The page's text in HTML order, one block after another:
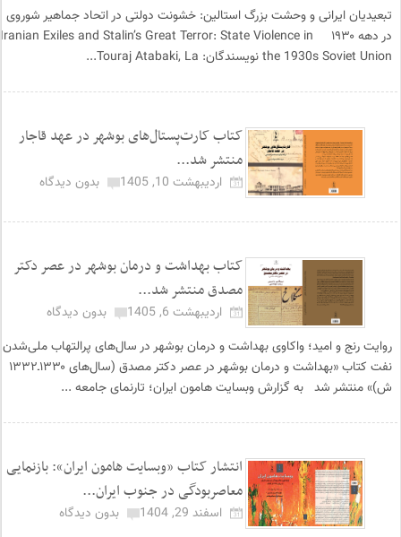
تبعیدیان ایرانی و وحشت بزرگ استالین: خشونت دولتی در اتحاد جماهیر شوروی
در دهه ۱۹۳۰ Iranian Exiles and Stalin’s Great Terror: State Violence in
the 1930s Soviet Union نویسندگان: Touraj Atabaki, La...
کتاب کارت‌پستال‌های بوشهر در عهد قاجار
منتشر شد...
اردیبهشت 10, 1405 بدون دیدگاه
کتاب بهداشت و درمان بوشهر در عصر دکتر
مصدق منتشر شد...
اردیبهشت 6, 1405
بدون دیدگاه
روایت رنج و امید؛ واکاوی بهداشت و درمان بوشهر در سال‌های پرالتهاب ملی‌شدن
نفت کتاب «بهداشت و درمان بوشهر در عصر دکتر مصدق (سال‌های ۱۳۳۰ـ۱۳۳۲
ش)» منتشر شد به گزارش وبسایت هامون ایران؛ تارنمای جامعه ...
انتشار کتاب «وبسایت هامون ایران»: بازنمایی
معاصربودگی در جنوب ایران...
اسفند 29, 1404
بدون دیدگاه